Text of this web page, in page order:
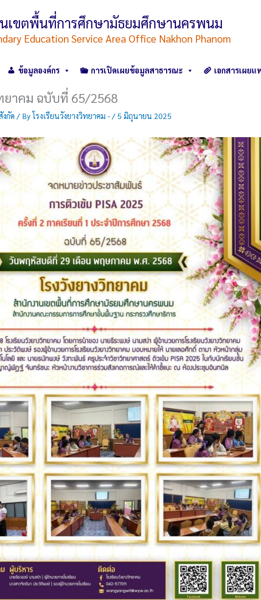
เขตพื้นที่การศึกษามัธยมศึกษานครพนม
Education Service Area Office Nakhon Phanom
ข้อมูลองค์กร การเปิดเผยข้อมูลสาธารณะ เอกสารเผยแ
ทยาคม ฉบับที่ 65/2568
กัด / Byโรงเรียนวังยางวิทยาคม -/ 5 มิถุนายน 2025